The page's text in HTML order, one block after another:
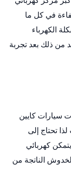
في كل ما
الكهرباء
من ذلك بعد تجربة
سيارات كايين
لذا تحتاج إلى
كهربائي
الناتجة من